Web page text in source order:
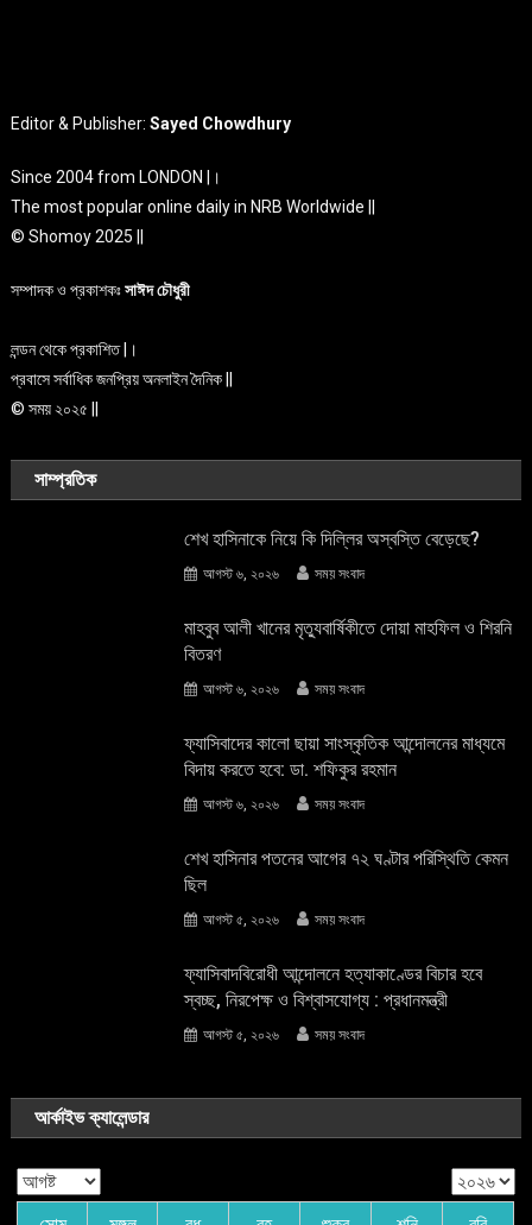
Editor & Publisher:Sayed Chowdhury
Since 2004 from LONDON |।
The most popular online daily in NRB Worldwide ||
© Shomoy 2025 ||
সম্পাদক ও প্রকাশকঃসাঈদ চৌধুরী
লন্ডন থেকে প্রকাশিত |।
প্রবাসে সর্বাধিক জনপ্রিয় অনলাইন দৈনিক ||
© সময় ২০২৫ ||
সাম্প্রতিক
শেখ হাসিনাকে নিয়ে কি দিল্লির অস্বস্তি বেড়েছে?
আগস্ট ৬, ২০২৬ সময় সংবাদ
মাহবুব আলী খানের মৃত্যুবার্ষিকীতে দোয়া মাহফিল ও শিরনি
বিতরণ
আগস্ট ৬, ২০২৬ সময় সংবাদ
ফ্যাসিবাদের কালো ছায়া সাংস্কৃতিক আন্দােলনের মাধ্যমে
বিদায় করতে হবে: ডা. শফিকুর রহমান
আগস্ট ৬, ২০২৬ সময় সংবাদ
শেখ হাসিনার পতনের আগের ৭২ ঘণ্টার পরিস্থিতি কেমন
ছিল
আগস্ট ৫, ২০২৬ সময় সংবাদ
ফ্যাসিবাদবিরোধী আন্দোলনে হত্যাকাণ্ডের বিচার হবে
স্বচ্ছ, নিরপেক্ষ ও বিশ্বাসযোগ্য : প্রধানমন্ত্রী
আগস্ট ৫, ২০২৬ সময় সংবাদ
আর্কাইভ ক্যালেন্ডার